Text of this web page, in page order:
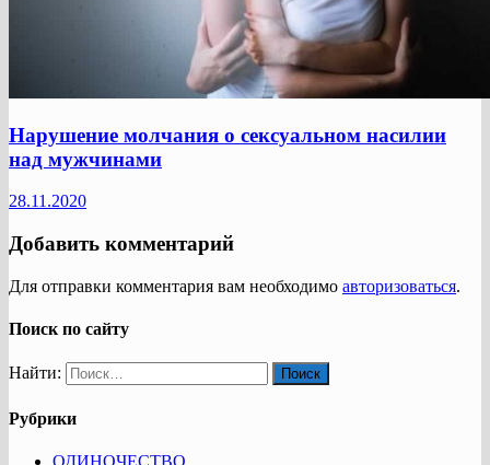
Нарушение молчания о сексуальном насилии
над мужчинами
28.11.2020
Добавить комментарий
Для отправки комментария вам необходимо авторизоваться.
Поиск по сайту
Найти:
Рубрики
ОДИНОЧЕСТВО